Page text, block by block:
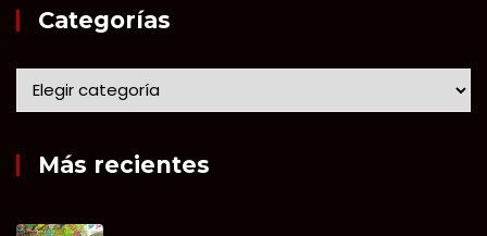
Categorías
Más recientes